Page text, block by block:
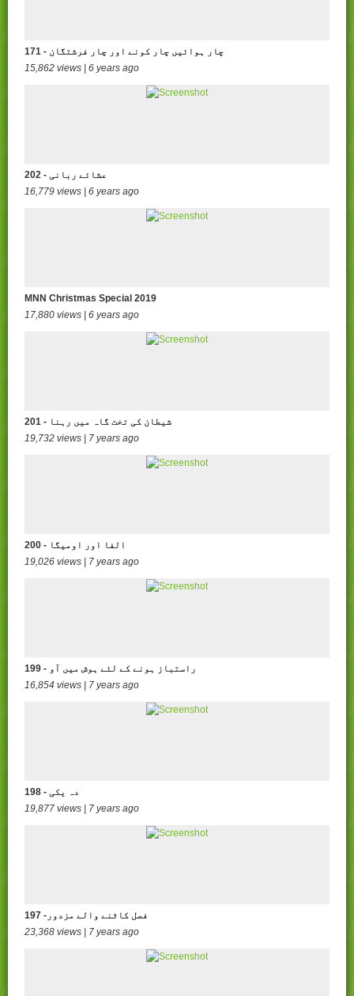
171 - چار ہوائیں چار کونے اور چار فرشتگان
15,862 views | 6 years ago
202 - عشائے ربانی
16,779 views | 6 years ago
MNN Christmas Special 2019
17,880 views | 6 years ago
201 - شیطان کی تخت گاہ میں رہنا
19,732 views | 7 years ago
200 - الفا اور اومیگا
19,026 views | 7 years ago
199 - راستباز ہونے کے لئے ہوش میں آو
16,854 views | 7 years ago
198 - دہ یکی
19,877 views | 7 years ago
197 -فصل کاٹنے والے مزدور
23,368 views | 7 years ago